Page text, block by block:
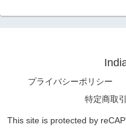
プライバシーポリシー
特定商取
This site is protected by